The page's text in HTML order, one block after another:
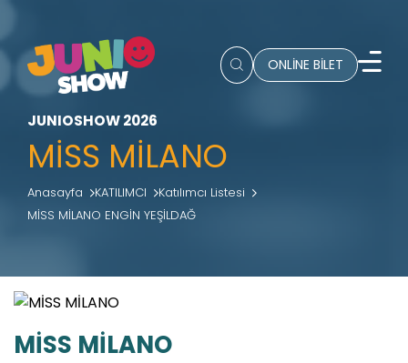
ONLİNE BİLET
JUNIOSHOW 2026
MİSS MİLANO
Anasayfa KATILIMCI
Katılımcı Listesi
MİSS MİLANO ENGİN YEŞİLDAĞ
MİSS MİLANO